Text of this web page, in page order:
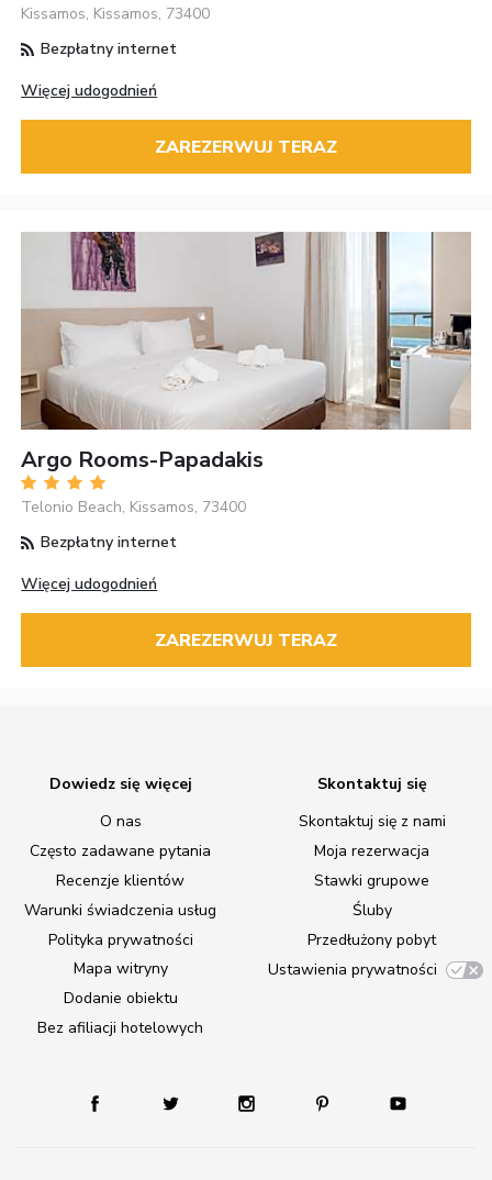
Kissamos, Kissamos, 73400
Bezpłatny internet
Więcej udogodnień
ZAREZERWUJ TERAZ
Argo Rooms-Papadakis
Telonio Beach, Kissamos, 73400
Bezpłatny internet
Więcej udogodnień
ZAREZERWUJ TERAZ
Dowiedz się więcej
O nas
Często zadawane pytania
Recenzje klientów
Warunki świadczenia usług
Polityka prywatności
Mapa witryny
Dodanie obiektu
Bez afiliacji hotelowych
Skontaktuj się
Skontaktuj się z nami
Moja rezerwacja
Stawki grupowe
Śluby
Przedłużony pobyt
Ustawienia prywatności